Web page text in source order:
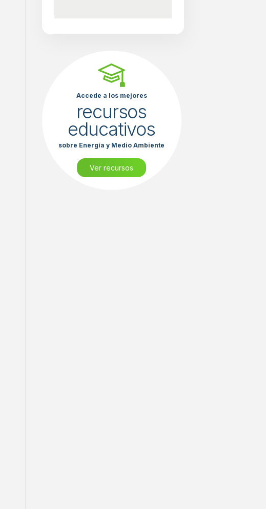
Accede a los mejores
recursos
educativos
sobre Energía y Medio Ambiente
Ver recursos